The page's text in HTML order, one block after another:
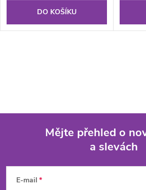
DO KOŠÍKU
Mějte přehled o
a slevách
E-mail